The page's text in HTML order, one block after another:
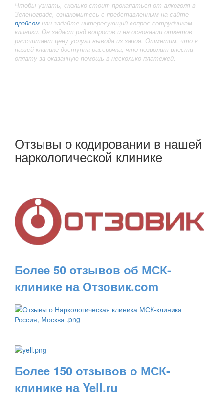
Чтобы узнать, сколько стоит прокапаться от алкоголя в
Зеленограде, ознакомьтесь с представленным на сайте
прайсом или задайте интересующий вопрос сотрудникам
клиники. Он задаст ряд вопросов и на основании ответов
рассчитает цену услуги вывода из запоя. Отметим, что в
нашей клинике доступна рассрочка, что позволит внести
оплату за оказанную помощь в несколько платежей.
Отзывы о кодировании в нашей
наркологической клинике
Более 50 отзывов об МСК-
клинике на Отзовик.com
Более 150 отзывов о МСК-
клинике на Yell.ru